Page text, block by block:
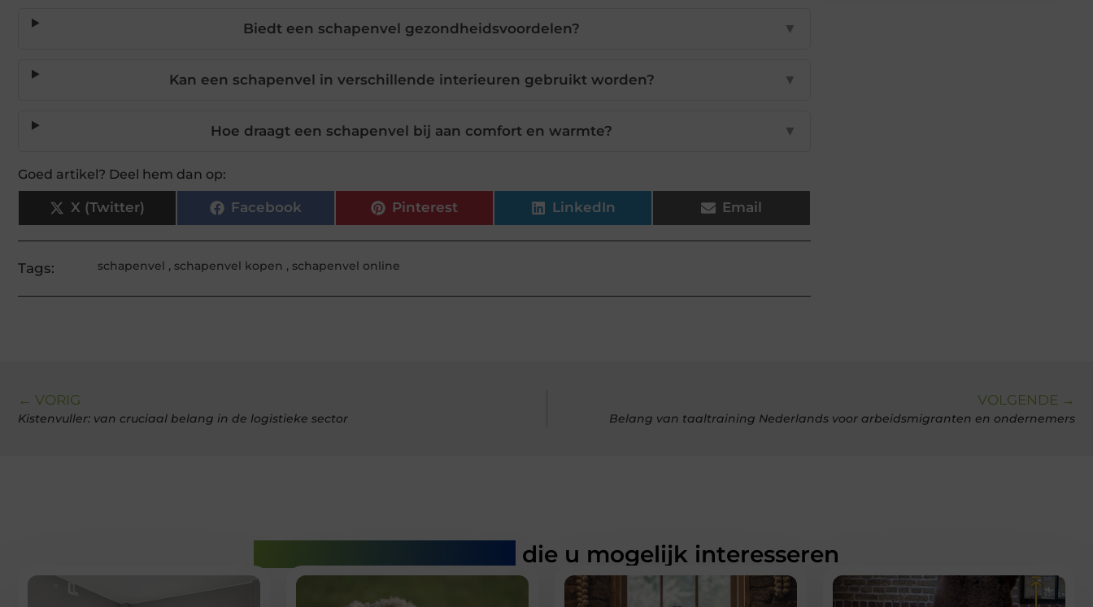
Biedt een schapenvel gezondheidsvoordelen? ▼
Kan een schapenvel in verschillende interieuren gebruikt worden? ▼
Hoe draagt een schapenvel bij aan comfort en warmte? ▼
Goed artikel? Deel hem dan op:
X (Twitter) Facebook Pinterest LinkedIn Email
Tags: schapenvel , schapenvel kopen , schapenvel online
← VORIG
Kistenvuller: van cruciaal belang in de logistieke sector
VOLGENDE →
Belang van taaltraining Nederlands voor arbeidsmigranten en ondernemers
die u mogelijk interesseren